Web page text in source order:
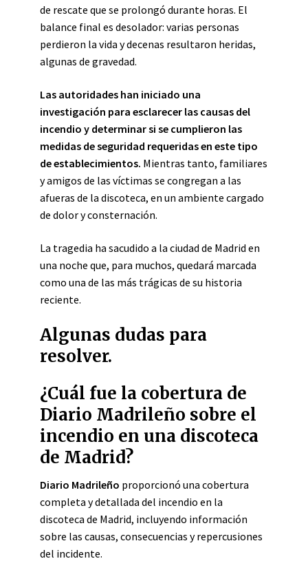
de rescate que se prolongó durante horas. El
balance final es desolador: varias personas
perdieron la vida y decenas resultaron heridas,
algunas de gravedad.
Las autoridades han iniciado una
investigación para esclarecer las causas del
incendio y determinar si se cumplieron las
medidas de seguridad requeridas en este tipo
de establecimientos. Mientras tanto, familiares
y amigos de las víctimas se congregan a las
afueras de la discoteca, en un ambiente cargado
de dolor y consternación.
La tragedia ha sacudido a la ciudad de Madrid en
una noche que, para muchos, quedará marcada
como una de las más trágicas de su historia
reciente.
Algunas dudas para
resolver.
¿Cuál fue la cobertura de
Diario Madrileño sobre el
incendio en una discoteca
de Madrid?
Diario Madrileño proporcionó una cobertura
completa y detallada del incendio en la
discoteca de Madrid, incluyendo información
sobre las causas, consecuencias y repercusiones
del incidente.